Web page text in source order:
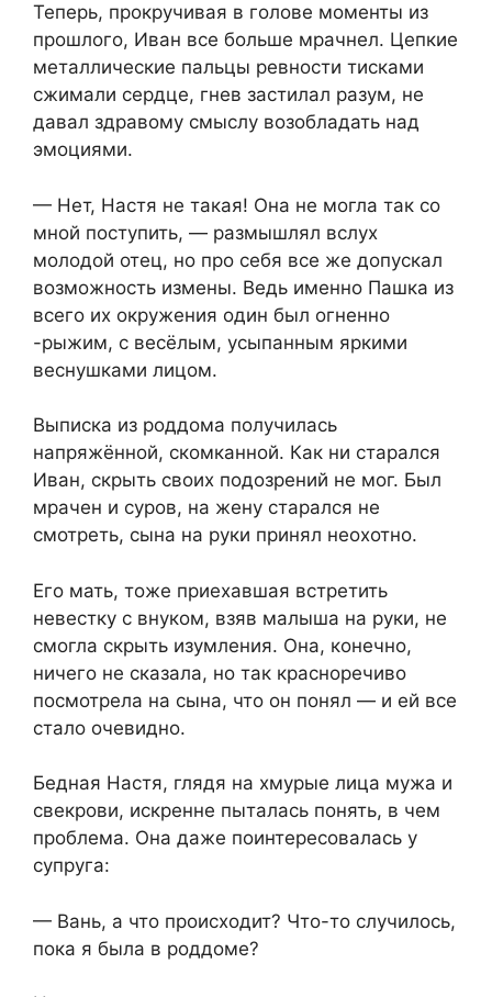
Теперь, прокручивая в голове моменты из
прошлого, Иван все больше мрачнел. Цепкие
металлические пальцы ревности тисками
сжимали сердце, гнев застилал разум, не
давал здравому смыслу возобладать над
эмоциями.
— Нет, Настя не такая! Она не могла так со
мной поступить, — размышлял вслух
молодой отец, но про себя все же допускал
возможность измены. Ведь именно Пашка из
всего их окружения один был огненно
-рыжим, с весёлым, усыпанным яркими
веснушками лицом.
Выписка из роддома получилась
напряжённой, скомканной. Как ни старался
Иван, скрыть своих подозрений не мог. Был
мрачен и суров, на жену старался не
смотреть, сына на руки принял неохотно.
Его мать, тоже приехавшая встретить
невестку с внуком, взяв малыша на руки, не
смогла скрыть изумления. Она, конечно,
ничего не сказала, но так красноречиво
посмотрела на сына, что он понял — и ей все
стало очевидно.
Бедная Настя, глядя на хмурые лица мужа и
свекрови, искренне пыталась понять, в чем
проблема. Она даже поинтересовалась у
супруга:
— Вань, а что происходит? Что-то случилось,
пока я была в роддоме?